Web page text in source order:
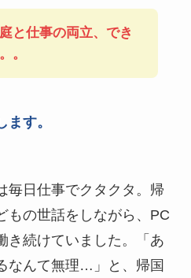
と仕事の両立、でき
。
す。
毎日仕事でクタクタ。帰
もの世話をしながら、PC
き続けていました。「あ
なんて無理…」と、帰国